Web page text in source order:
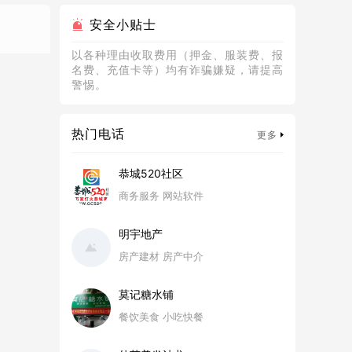
安全小贴士
以各种理由收取费用（押金、服装费、报
名费、充值卡等）均有诈骗嫌疑，请提高
警惕。
热门电话 更多
恭城520社区
商务服务 网站软件
明宇地产
房产建材 房产中介
莫记糖水铺
餐饮美食 小吃快餐